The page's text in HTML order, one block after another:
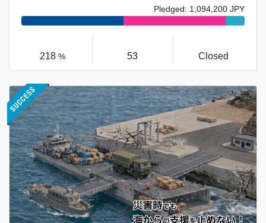
Pledged: 1,094,200 JPY
218 % 53 Closed